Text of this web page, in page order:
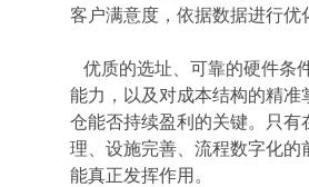
客户满意度，依据数据进行优
能力，以及对成本结构的精准
仓能否持续盈利的关键。只有
理、设施完善、流程数字化的
能真正发挥作用。